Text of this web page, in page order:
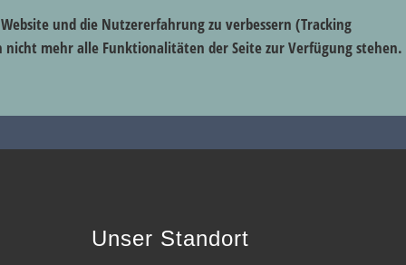
Unser Standort
und die Nutzererfahrung zu verbessern (Tracking
nicht mehr alle Funktionalitäten der Seite zur Verfügung stehen.